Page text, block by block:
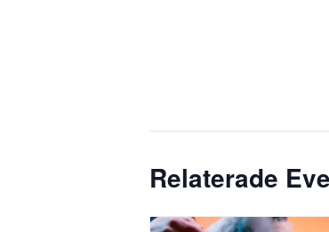
Relaterade